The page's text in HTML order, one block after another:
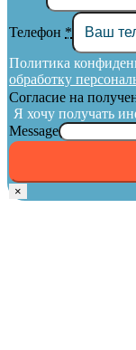
Телефон *
Политика
обработку
Согласие на
Я хочу получать
Message
×